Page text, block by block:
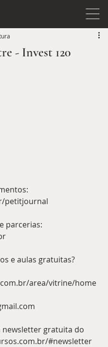
- Invest 120
petitjournal
parcerias:
e aulas gratuitas?
area/vitrine/home
newsletter gratuita do
#newsletter